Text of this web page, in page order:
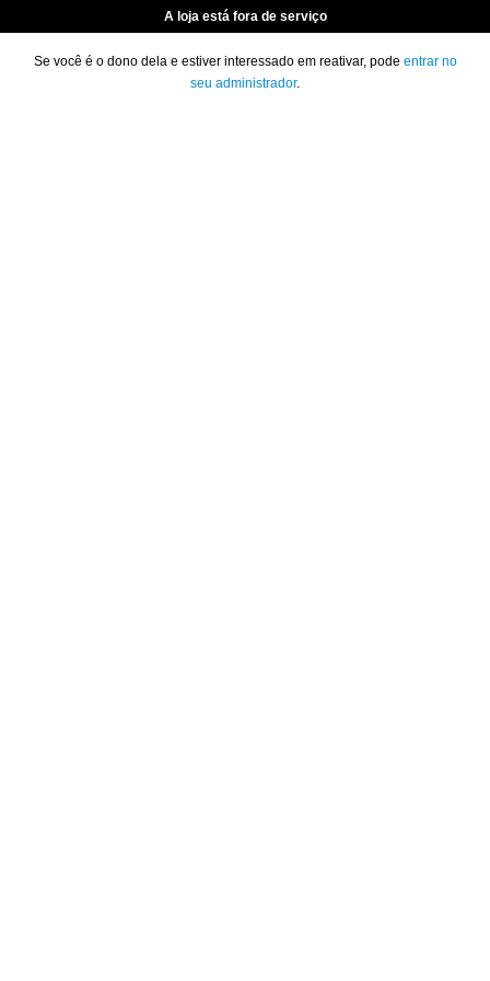
A loja está fora de serviço
Se você é o dono dela e estiver interessado em reativar, pode entrar no
seu administrador.